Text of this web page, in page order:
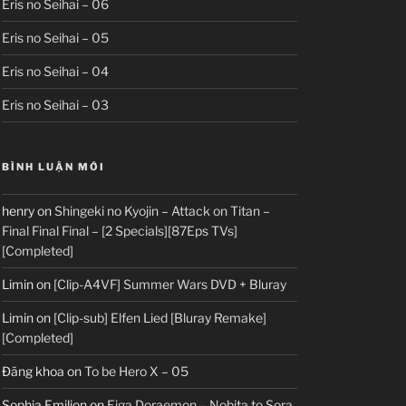
Eris no Seihai – 06
Eris no Seihai – 05
Eris no Seihai – 04
Eris no Seihai – 03
BÌNH LUẬN MỚI
henryonShingeki no Kyojin – Attack on Titan –
Final Final Final – [2 Specials][87Eps TVs]
[Completed]
Liminon [Clip-A4VF] Summer Wars DVD + Bluray
Liminon [Clip-sub] Elfen Lied [Bluray Remake]
[Completed]
Đăng khoa onTo be Hero X – 05